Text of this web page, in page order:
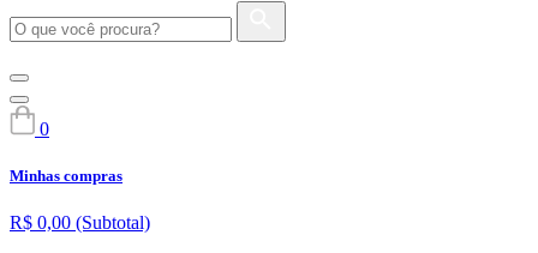
0
Minhas compras
R$ 0,00 (Subtotal)